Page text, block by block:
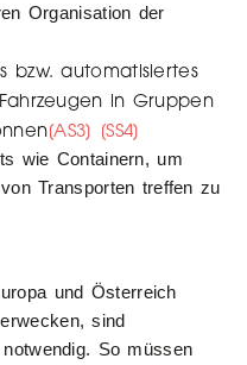
Organisation der
bzw. automatisiertes
in Gruppen
[AS3] [SS4]
wie Containern, um
Transporten treffen zu
und Österreich
sind
So müssen